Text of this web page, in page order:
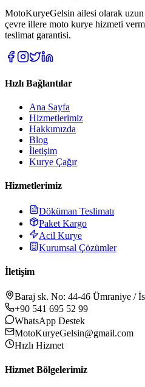
MotoKuryeGelsin ailesi olarak
çevre illere moto kurye hizmeti
teslimat garantisi.
Hızlı Bağlantılar
Ana Sayfa
Hizmetlerimiz
Hakkımızda
Blog
İletişim
Kurye Çağır
Hizmetlerimiz
Döküman Teslimatı
Paket Kargo
Acil Kurye
Kurumsal Çözümler
İletişim
Baraj sk. No: 44-46 Ümraniye /
+90 541 695 52 99
WhatsApp Destek
MotoKuryeGelsin@gmail.com
Hızlı Hizmet
Hizmet Bölgelerimiz